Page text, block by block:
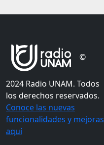
©
2024 Radio UNAM. Todos
los derechos reservados.
Conoce las nuevas
funcionalidades y mejoras
aquí